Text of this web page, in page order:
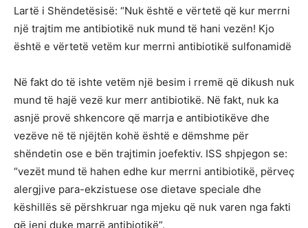
Lartë i Shëndetësisë: “Nuk është e vërtetë që kur merrni
një trajtim me antibiotikë nuk mund të hani vezën! Kjo
është e vërtetë vetëm kur merrni antibiotikë sulfonamidë
Në fakt do të ishte vetëm një besim i rremë që dikush nuk
mund të hajë vezë kur merr antibiotikë. Në fakt, nuk ka
asnjë provë shkencore që marrja e antibiotikëve dhe
vezëve në të njëjtën kohë është e dëmshme për
shëndetin ose e bën trajtimin joefektiv. ISS shpjegon se:
“vezët mund të hahen edhe kur merrni antibiotikë, përveç
alergjive para-ekzistuese ose dietave speciale dhe
këshillës së përshkruar nga mjeku që nuk varen nga fakti
që jeni duke marrë antibiotikë”.